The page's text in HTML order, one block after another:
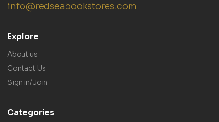
info@redseabookstores.com
Explore
About us
Contact Us
Sign in/Join
Categories